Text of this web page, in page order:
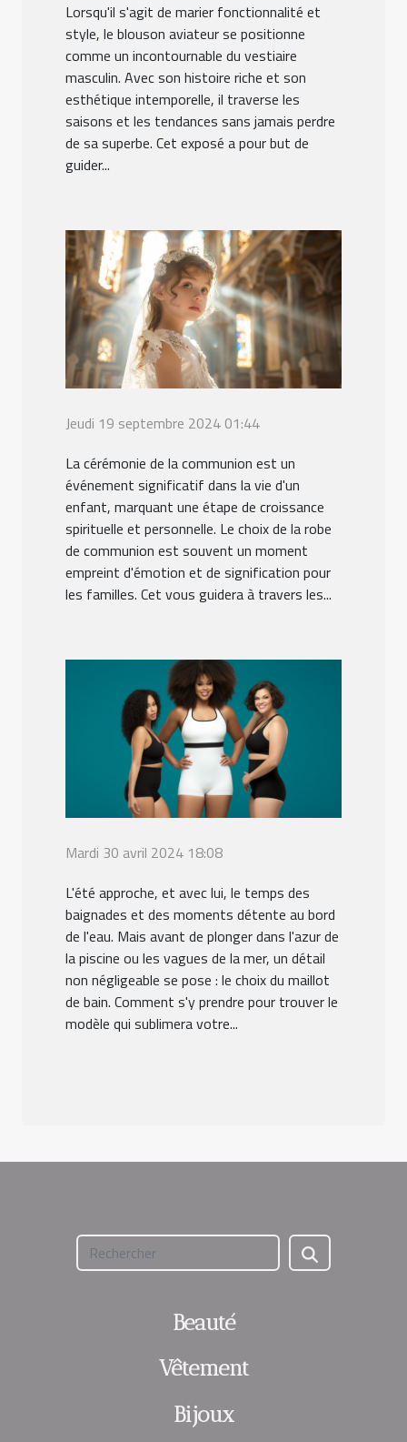
Lorsqu'il s'agit de marier fonctionnalité et
style, le blouson aviateur se positionne
comme un incontournable du vestiaire
masculin. Avec son histoire riche et son
esthétique intemporelle, il traverse les
saisons et les tendances sans jamais perdre
de sa superbe. Cet exposé a pour but de
guider...
Jeudi 19 septembre 2024 01:44
La cérémonie de la communion est un
événement significatif dans la vie d'un
enfant, marquant une étape de croissance
spirituelle et personnelle. Le choix de la robe
de communion est souvent un moment
empreint d'émotion et de signification pour
les familles. Cet vous guidera à travers les...
Mardi 30 avril 2024 18:08
L'été approche, et avec lui, le temps des
baignades et des moments détente au bord
de l'eau. Mais avant de plonger dans l'azur de
la piscine ou les vagues de la mer, un détail
non négligeable se pose : le choix du maillot
de bain. Comment s'y prendre pour trouver le
modèle qui sublimera votre...
Beauté
Vêtement
Bijoux